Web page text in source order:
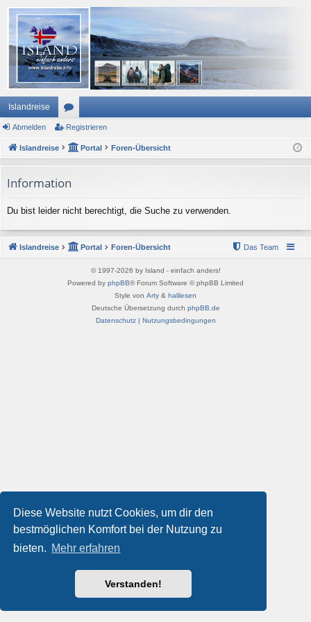
Diese Website nutzt Cookies, um dir den
bestmöglichen Komfort bei der Nutzung zu
bieten. Mehr erfahren
Verstanden!
Islandreise
or
en
Abmelden Registrieren
Islandreise Portal Foren-Übersicht
Information
Du bist leider nicht berechtigt, die Suche zu verwenden.
Islandreise Portal Foren-Übersicht Das Team
© 1997-2026 by Island - einfach anders!
Powered by phpBB® Forum Software © phpBB Limited
Style von Arty & halilesen
Deutsche Übersetzung durch phpBB.de
Datenschutz| Nutzungsbedingungen